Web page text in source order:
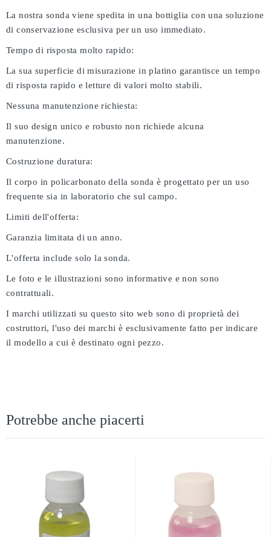
La nostra sonda viene spedita in una bottiglia con una soluzione
di conservazione esclusiva per un uso immediato.
Tempo di risposta molto rapido:
La sua superficie di misurazione in platino garantisce un tempo
di risposta rapido e letture di valori molto stabili.
Nessuna manutenzione richiesta:
Il suo design unico e robusto non richiede alcuna
manutenzione.
Costruzione duratura:
Il corpo in policarbonato della sonda è progettato per un uso
frequente sia in laboratorio che sul campo.
Limiti dell'offerta:
Garanzia limitata di un anno.
L'offerta include solo la sonda.
Le foto e le illustrazioni sono informative e non sono
contrattuali.
I marchi utilizzati su questo sito web sono di proprietà dei
costruttori, l'uso dei marchi è esclusivamente fatto per indicare
il modello a cui è destinato ogni pezzo.
Potrebbe anche piacerti